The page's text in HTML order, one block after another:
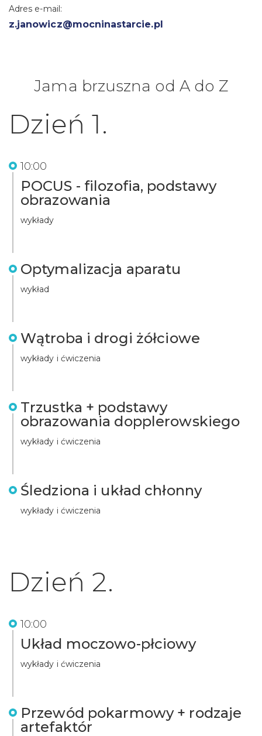
Adres e-mail:
z.janowicz@mocninastarcie.pl
Jama brzuszna od A do Z
Dzień 1.
10:00
POCUS - filozofia, podstawy
obrazowania
wykłady
Optymalizacja aparatu
wykład
Wątroba i drogi żółciowe
wykłady i ćwiczenia
Trzustka + podstawy
obrazowania dopplerowskiego
wykłady i ćwiczenia
Śledziona i układ chłonny
wykłady i ćwiczenia
Dzień 2.
10:00
Układ moczowo-płciowy
wykłady i ćwiczenia
Przewód pokarmowy + rodzaje
artefaktór